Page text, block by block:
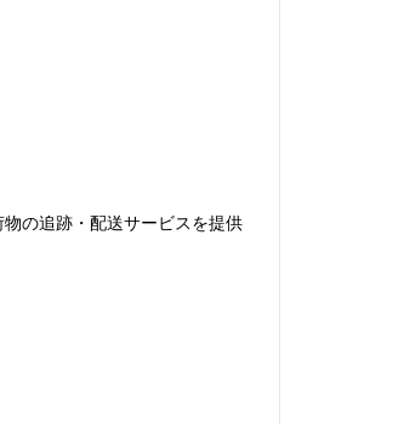
の追跡・配送サービスを提供